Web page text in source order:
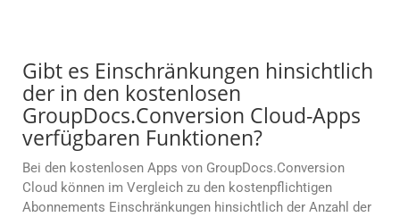
Gibt es Einschränkungen hinsichtlich
der in den kostenlosen
GroupDocs.Conversion Cloud-Apps
verfügbaren Funktionen?
Bei den kostenlosen Apps von GroupDocs.Conversion
Cloud können im Vergleich zu den kostenpflichtigen
Abonnements Einschränkungen hinsichtlich der Anzahl der